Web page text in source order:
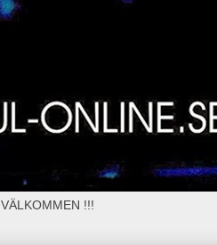
VÄLKOMMEN !!!